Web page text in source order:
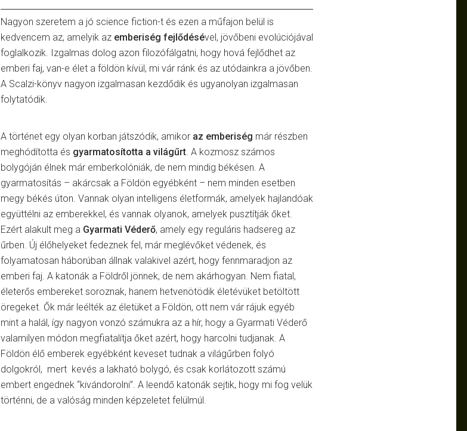
Nagyon szeretem a jó science fiction-t és ezen a műfajon belül is
kedvencem az, amelyik az emberiség fejlődésével, jövőbeni evolúciójával
foglalkozik. Izgalmas dolog azon filozófálgatni, hogy hová fejlődhet az
emberi faj, van-e élet a földön kívül, mi vár ránk és az utódainkra a jövőben.
A Scalzi-könyv nagyon izgalmasan kezdődik és ugyanolyan izgalmasan
folytatódik.
A történet egy olyan korban játszódik, amikor az emberiség már részben
meghódította és gyarmatosította a világűrt. A kozmosz számos
bolygóján élnek már emberkolóniák, de nem mindig békésen. A
gyarmatosítás – akárcsak a Földön egyébként – nem minden esetben
megy békés úton. Vannak olyan intelligens életformák, amelyek hajlandóak
együttélni az emberekkel, és vannak olyanok, amelyek pusztítják őket.
Ezért alakult meg a Gyarmati Véderő, amely egy reguláris hadsereg az
űrben. Új élőhelyeket fedeznek fel, már meglévőket védenek, és
folyamatosan háborúban állnak valakivel azért, hogy fennmaradjon az
emberi faj. A katonák a Földről jönnek, de nem akárhogyan. Nem fiatal,
életerős embereket soroznak, hanem hetvenötödik életévüket betöltött
öregeket. Ők már leélték az életüket a Földön, ott nem vár rájuk egyéb
mint a halál, így nagyon vonzó számukra az a hír, hogy a Gyarmati Véderő
valamilyen módon megfiatalítja őket azért, hogy harcolni tudjanak. A
Földön élő emberek egyébként keveset tudnak a világűrben folyó
dolgokról, mert kevés a lakható bolygó, és csak korlátozott számú
embert engednek “kivándorolni”. A leendő katonák sejtik, hogy mi fog velük
történni, de a valóság minden képzeletet felülmúl.